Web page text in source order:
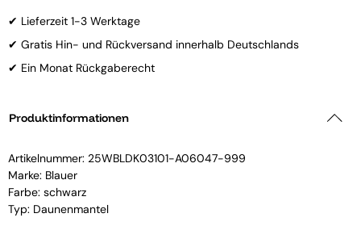
✔ Lieferzeit 1-3 Werktage
✔ Gratis Hin- und Rückversand innerhalb Deutschlands
✔ Ein Monat Rückgaberecht
Produktinformationen
Artikelnummer: 25WBLDK03101-A06047-999
Marke: Blauer
Farbe: schwarz
Typ: Daunenmantel